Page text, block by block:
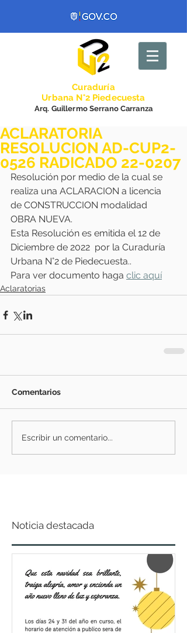
Curaduría
Urbana N°2 Piedecuesta
Arq. Guillermo Serrano Carranza
ACLARATORIA
RESOLUCION AD-CUP2-
0526 RADICADO 22-0207
Resolución por medio de la cual se
realiza una ACLARACION a licencia
de CONSTRUCCION modalidad
OBRA NUEVA.
Esta Resolución es emitida el 12 de
Diciembre de 2022  por la Curaduría
Urbana N°2 de Piedecuesta..
Para ver documento haga clic aquí
Aclaratorias
Comentarios
Escribir un comentario...
Noticia destacada